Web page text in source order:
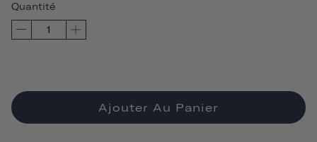
Quantité
Ajouter Au Panier